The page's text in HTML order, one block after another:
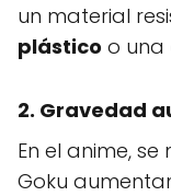
un material
plástico o una
2. Gravedad
En el anime,
Goku